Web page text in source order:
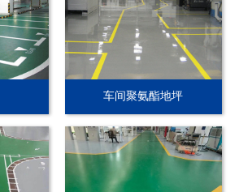
车间聚氨酯地坪